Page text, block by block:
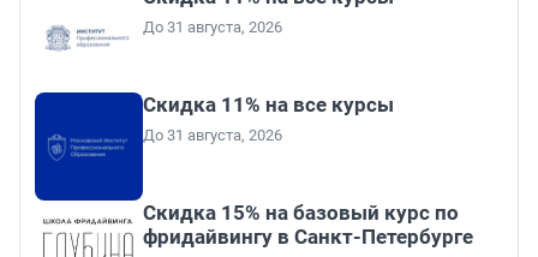
До 31 августа, 2026
Скидка 11% на все курсы
До 31 августа, 2026
Скидка 15% на базовый курс по
фридайвингу в Санкт-Петербурге